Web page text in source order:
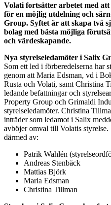
Volati fortsätter arbetet med
för en möjlig utdelning och
Group. Syftet är att skapa två
bolag med bästa möjliga
och värdeskapande.
Nya styrelseledamöter i Salix
Som ett led i förberedelserna har
genom att Maria Edsman, vd i
Rusta och Volati, samt Christina
ledande befattningar och
Property Group och Grimaldi
styrelseledamöter. Christina
inträder som ledamot i Salix
avböjer omval till Volatis
därmed av:
Patrik Wahlén
Andreas Stenbäck
Mattias Björk
Maria Edsman
Christina Tillman